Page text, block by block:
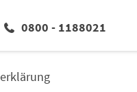
0800 - 1188021